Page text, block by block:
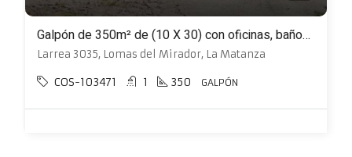
Galpón de 350m² de (10 X 30) con oficinas, baños y vestuarios
Larrea 3035, Lomas del Mirador, La Matanza
COS-103471 1 350 GALPÓN